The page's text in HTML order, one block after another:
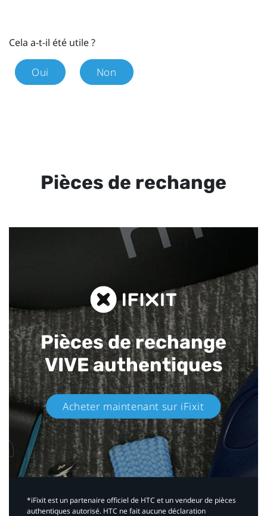
Cela a-t-il été utile ?
Oui Non
Pièces de rechange
Pièces de rechange
VIVE authentiques​
Acheter maintenant sur iFixit​
*iFixit est un partenaire officiel de HTC et un vendeur de pièces
authentiques autorisé. HTC ne fait aucune déclaration